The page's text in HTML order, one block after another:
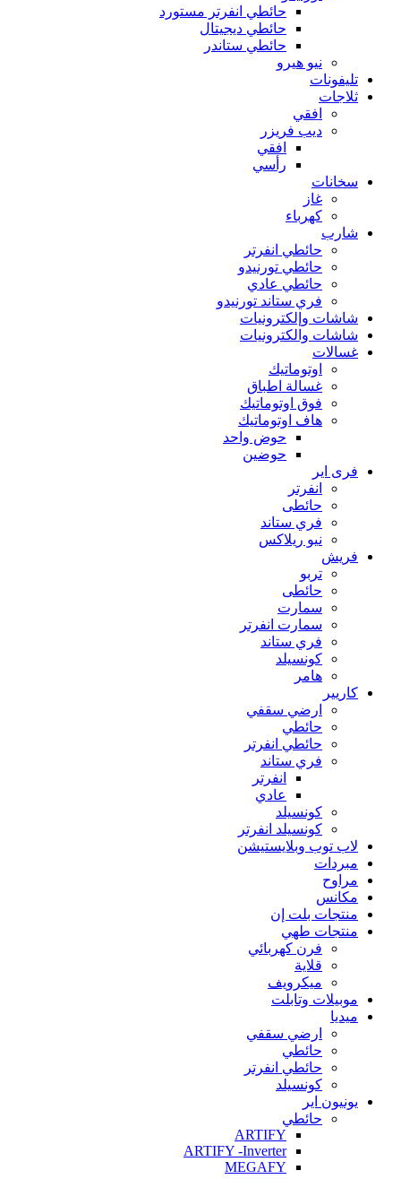
حائطي انفرتر مستورد
حائطي ديجيتال
حائطي ستاندر
نيو هيرو
تليفونات
ثلاجات
افقي
ديب فريزر
افقي
رأسي
سخانات
غاز
كهرباء
شارب
حائطي انفرتر
حائطي تورنيدو
حائطي عادي
فري ستاند تورنيدو
شاشات وإلكترونيات
شاشات والكترونيات
غسالات
اوتوماتيك
غسالة اطباق
فوق اوتوماتيك
هاف اوتوماتيك
حوض واحد
حوضين
فرى اير
انفرتر
حائطى
فري ستاند
نيو ريلاكس
فريش
تربو
حائطى
سمارت
سمارت انفرتر
فري ستاند
كونسيلد
هامر
كاريير
ارضي سقفي
حائطي
حائطي انفرتر
فري ستاند
انفرتر
عادي
كونسيلد
كونسيلد انفرتر
لاب توب وبلايستيشن
مبردات
مراوح
مكانس
منتجات بلت إن
منتجات طهي
فرن كهربائي
قلاية
ميكرويف
موبيلات وتابلت
ميديا
ارضي سقفي
حائطي
حائطي انفرتر
كونسيلد
يونيون اير
حائطي
ARTIFY
ARTIFY -Inverter
MEGAFY